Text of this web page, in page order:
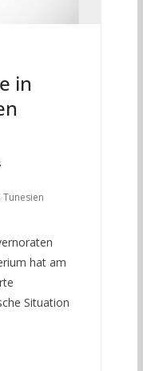
in
Tunesien
hat am
Situation